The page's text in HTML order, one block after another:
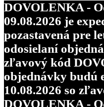
DOVOLENKA -
09.08.2026 je
pozastavená pre
odosielaní
zľavový kód
objednávky budú
10.08.2026 so
DOVOLENKA -